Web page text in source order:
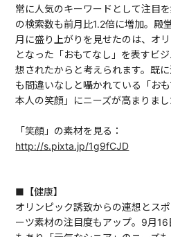
常に人気のキーワードとして注目
の検索数も前月比1.2倍に増加。殿
月に盛り上がりを見せたのは、オ
となった「おもてなし」を表すビ
想されたからと考えられます。既
も間違いなしと囁かれている「お
本人の笑顔」にニーズが高まりまし
「笑顔」の素材を見る：
http://s.pixta.jp/1g9fCJD
■【健康】
オリンピック誘致からの連想とス
ーツ素材の注目度もアップ。9月